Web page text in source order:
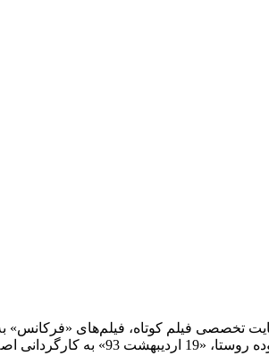
تخصصی فیلم کوتاه، فیلم‌های «فرکانس»
قاسمی، «آرام» به کارگردانی فرشته پرنیان، «حساسیت فصلی» به کارگردانی سعید وکیلی، «جای